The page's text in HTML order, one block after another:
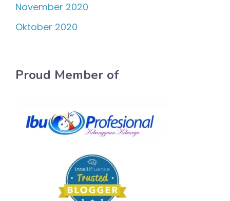
November 2020
Oktober 2020
Proud Member of